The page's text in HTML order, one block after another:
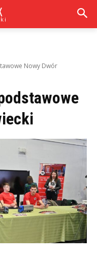
Nowy Dwór